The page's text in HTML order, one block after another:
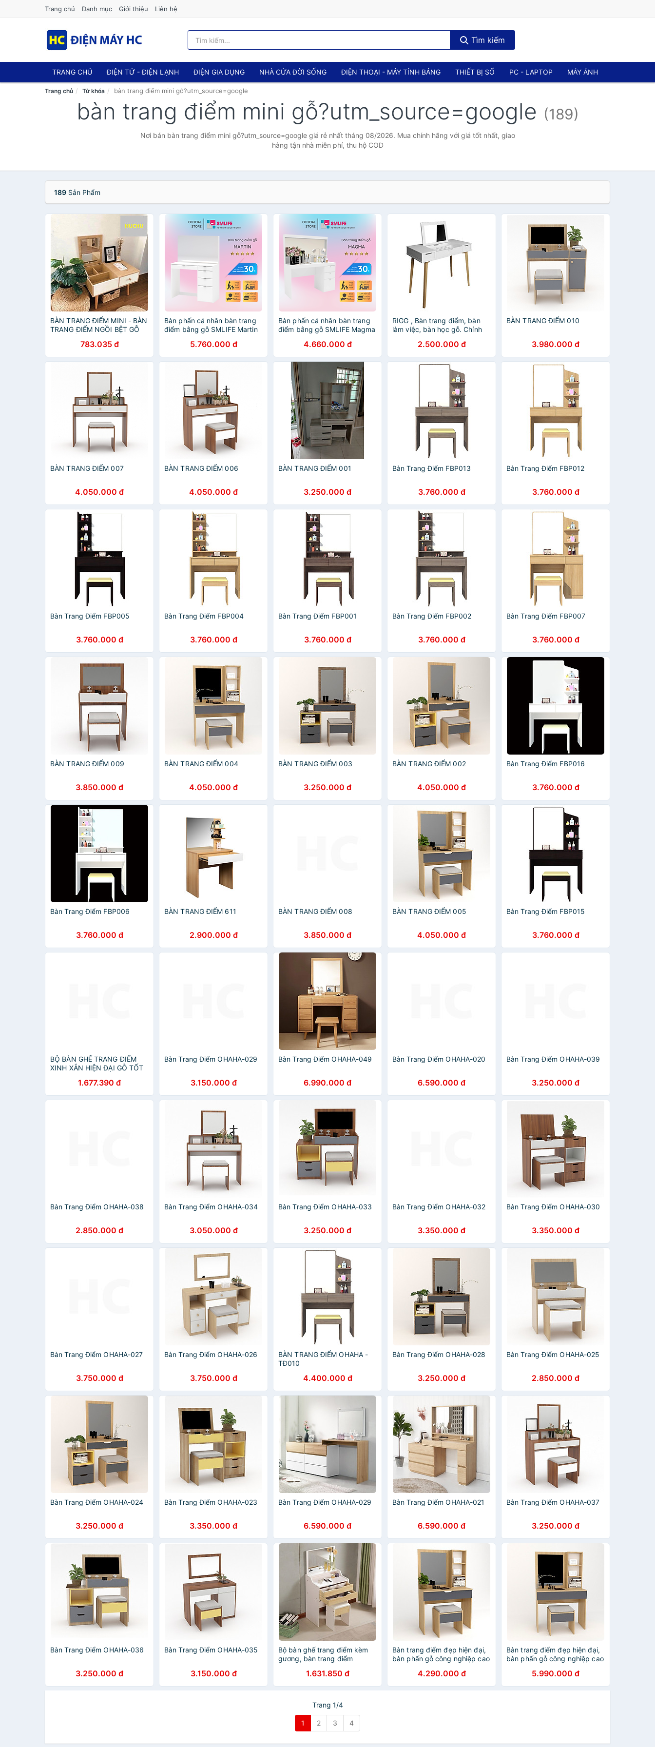
Trang chủ Danh mục Giới thiệu Liên hệ
Tìm kiếm
TRANG CHỦ ĐIỆN TỬ - ĐIỆN LẠNH ĐIỆN GIA DỤNG NHÀ CỬA ĐỜI SỐNG ĐIỆN THOẠI - MÁY TÍNH BẢNG THIẾT BỊ SỐ PC - LAPTOP MÁY ẢNH
Trang chủ Từ khóa bàn trang điểm mini gỗ?utm_source=google
bàn trang điểm mini gỗ?utm_source=google (189)
Nơi bán bàn trang điểm mini gỗ?utm_source=google giá rẻ nhất tháng 08/2026. Mua chính hãng với giá tốt nhất, giao
hàng tận nhà miễn phí, thu hộ COD
189 Sản Phẩm
BÀN TRANG ĐIỂM MINI - BÀN
TRANG ĐIỂM NGỒI BỆT GỖ
783.035 đ
Bàn phấn cá nhân bàn trang
điểm bằng gỗ SMLIFE Martin
5.760.000 đ
Bàn phấn cá nhân bàn trang
điểm bằng gỗ SMLIFE Magma
4.660.000 đ
RIGG , Bàn trang điểm, bàn
làm việc, bàn học gỗ. Chính
2.500.000 đ
BÀN TRANG ĐIỂM 010
3.980.000 đ
BÀN TRANG ĐIỂM 007
4.050.000 đ
BÀN TRANG ĐIỂM 006
4.050.000 đ
BÀN TRANG ĐIỂM 001
3.250.000 đ
Bàn Trang Điểm FBP013
3.760.000 đ
Bàn Trang Điểm FBP012
3.760.000 đ
Bàn Trang Điểm FBP005
3.760.000 đ
Bàn Trang Điểm FBP004
3.760.000 đ
Bàn Trang Điểm FBP001
3.760.000 đ
Bàn Trang Điểm FBP002
3.760.000 đ
Bàn Trang Điểm FBP007
3.760.000 đ
BÀN TRANG ĐIỂM 009
3.850.000 đ
BÀN TRANG ĐIỂM 004
4.050.000 đ
BÀN TRANG ĐIỂM 003
3.250.000 đ
BÀN TRANG ĐIỂM 002
4.050.000 đ
Bàn Trang Điểm FBP016
3.760.000 đ
Bàn Trang Điểm FBP006
3.760.000 đ
BÀN TRANG ĐIỂM 611
2.900.000 đ
BÀN TRANG ĐIỂM 008
3.850.000 đ
BÀN TRANG ĐIỂM 005
4.050.000 đ
Bàn Trang Điểm FBP015
3.760.000 đ
BỘ BÀN GHẾ TRANG ĐIỂM
XINH XẮN HIỆN ĐẠI GỖ TỐT
1.677.390 đ
Bàn Trang Điểm OHAHA-029
3.150.000 đ
Bàn Trang Điểm OHAHA-049
6.990.000 đ
Bàn Trang Điểm OHAHA-020
6.590.000 đ
Bàn Trang Điểm OHAHA-039
3.250.000 đ
Bàn Trang Điểm OHAHA-038
2.850.000 đ
Bàn Trang Điểm OHAHA-034
3.050.000 đ
Bàn Trang Điểm OHAHA-033
3.250.000 đ
Bàn Trang Điểm OHAHA-032
3.350.000 đ
Bàn Trang Điểm OHAHA-030
3.350.000 đ
Bàn Trang Điểm OHAHA-027
3.750.000 đ
Bàn Trang Điểm OHAHA-026
3.750.000 đ
BÀN TRANG ĐIỂM OHAHA -
TĐ010
4.400.000 đ
Bàn Trang Điểm OHAHA-028
3.250.000 đ
Bàn Trang Điểm OHAHA-025
2.850.000 đ
Bàn Trang Điểm OHAHA-024
3.250.000 đ
Bàn Trang Điểm OHAHA-023
3.350.000 đ
Bàn Trang Điểm OHAHA-029
6.590.000 đ
Bàn Trang Điểm OHAHA-021
6.590.000 đ
Bàn Trang Điểm OHAHA-037
3.250.000 đ
Bàn Trang Điểm OHAHA-036
3.250.000 đ
Bàn Trang Điểm OHAHA-035
3.150.000 đ
Bộ bàn ghế trang điểm kèm
gương, bàn trang điểm
1.631.850 đ
Bàn trang điểm đẹp hiện đại,
bàn phấn gỗ công nghiệp cao
4.290.000 đ
Bàn trang điểm đẹp hiện đại,
bàn phấn gỗ công nghiệp cao
5.990.000 đ
Trang 1/4
1 2 3 4